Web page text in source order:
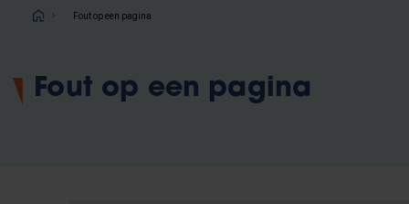
inhoudKruimelpad
Fout op een pagina
Fout op een pagina